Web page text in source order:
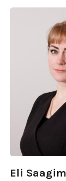
Eli Saagim